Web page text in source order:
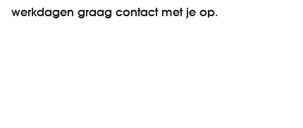
werkdagen graag contact met je op.